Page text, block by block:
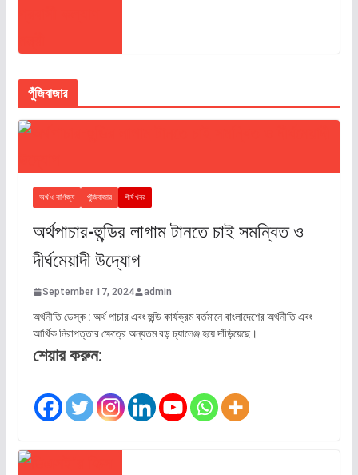
পুঁজিবাজার
অর্থ ও বাণিজ্য পুঁজিবাজার শীর্ষ খবর
অর্থপাচার-হুন্ডির লাগাম টানতে চাই সমন্বিত ও
দীর্ঘমেয়াদী উদ্যোগ
September 17, 2024 admin
অর্থনীতি ডেস্ক : অর্থ পাচার এবং হুন্ডি কার্যক্রম বর্তমানে বাংলাদেশের অর্থনীতি এবং
আর্থিক নিরাপত্তার ক্ষেত্রে অন্যতম বড় চ্যালেঞ্জ হয়ে দাঁড়িয়েছে।
শেয়ার করুন: